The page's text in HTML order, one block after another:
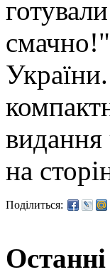
смачно!"
видання
на
Поділиться: